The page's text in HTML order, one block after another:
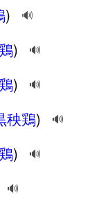
) 🔊
) 🔊
) 🔊
秧鶏) 🔊
) 🔊
🔊